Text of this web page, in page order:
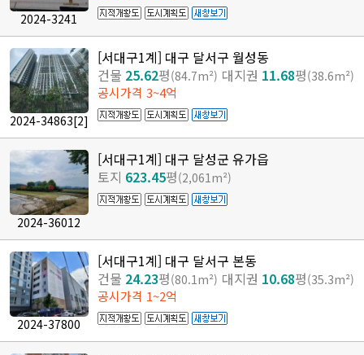
2024-3241
2024-34863[2]
[서대구1계] 대구 달서구 월성동
건물 25.62평(84.7m²) 대지권 11.68평(38.6m²)
공시가격 3~4억
2024-36012
[서대구1계] 대구 달성군 유가읍
토지 623.45평(2,061m²)
2024-37800
[서대구1계] 대구 달서구 본동
건물 24.23평(80.1m²) 대지권 10.68평(35.3m²)
공시가격 1~2억